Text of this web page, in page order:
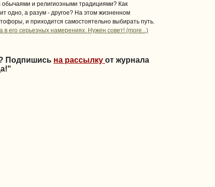
обычаями и религиозными традициями? Как
одно, а разум - другое? На этом жизненном
и приходится самостоятельно выбирать путь.
в его серьезных намерениях. Нужен совет! (more...)
Подпишись на рассылку от журнала